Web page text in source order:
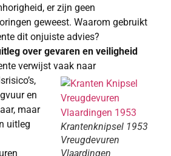
er zijn geen
geweest. Waarom gebruikt
dit onjuiste advies?
over gevaren en veiligheid
verwijst vaak naar
Krantenknipsel 1953
Vreugdevuren
Vlaardingen
en
maar
uitleg